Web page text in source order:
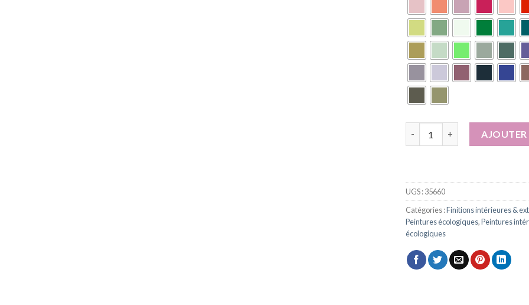
AJOUTER
UGS :35660
Catégories :Finitions intérieures &
Peintures écologiques,Peintures
écologiques